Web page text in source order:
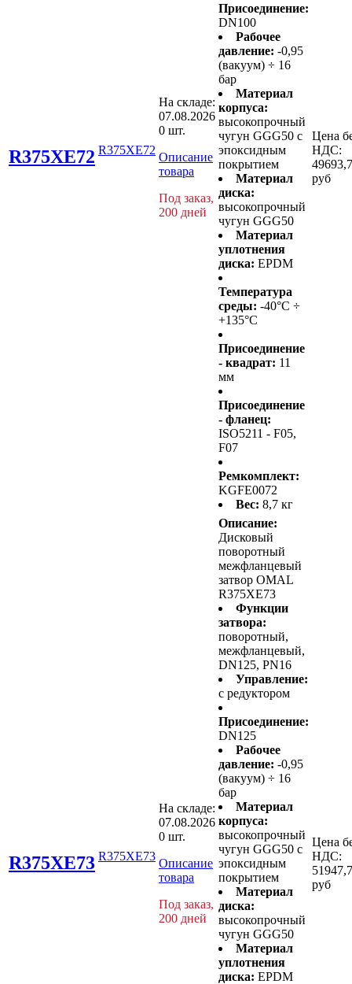
R375XE72 R375XE72
На складе:
07.08.2026
0 шт.
Описание
товара
Под заказ,
200 дней
Присоединение:
DN100
Рабочее
давление: -0,95
(вакуум) ÷ 16
бар
Материал
корпуса:
высокопрочный
чугун GGG50 с
эпоксидным
покрытием
Материал
диска:
высокопрочный
чугун GGG50
Материал
уплотнения
диска: EPDM
Температура
среды: -40°C ÷
+135°C
Присоединение
- квадрат: 11
мм
Присоединение
- фланец:
ISO5211 - F05,
F07
Ремкомплект:
KGFE0072
Вес: 8,7 кг
Цена
НДС:
руб
R375XE73 R375XE73
На складе:
07.08.2026
0 шт.
Описание
товара
Под заказ,
200 дней
Описание:
Дисковый
поворотный
межфланцевый
затвор OMAL
R375XE73
Функции
затвора:
поворотный,
межфланцевый,
DN125, PN16
Управление:
с редуктором
Присоединение:
DN125
Рабочее
давление: -0,95
(вакуум) ÷ 16
бар
Материал
корпуса:
высокопрочный
чугун GGG50 с
эпоксидным
покрытием
Материал
диска:
высокопрочный
чугун GGG50
Материал
уплотнения
диска: EPDM
Цена
НДС:
руб